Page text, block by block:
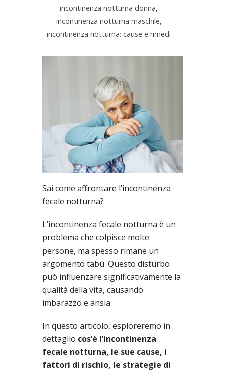
incontinenza notturna donna,
incontinenza notturna maschile,
incontinenza notturna: cause e rimedi
Sai come affrontare l’incontinenza
fecale notturna?
L’incontinenza fecale notturna è un
problema che colpisce molte
persone, ma spesso rimane un
argomento tabù. Questo disturbo
può influenzare significativamente la
qualità della vita, causando
imbarazzo e ansia.
In questo articolo, esploreremo in
dettaglio cos’è l’incontinenza
fecale notturna, le sue cause, i
fattori di rischio, le strategie di